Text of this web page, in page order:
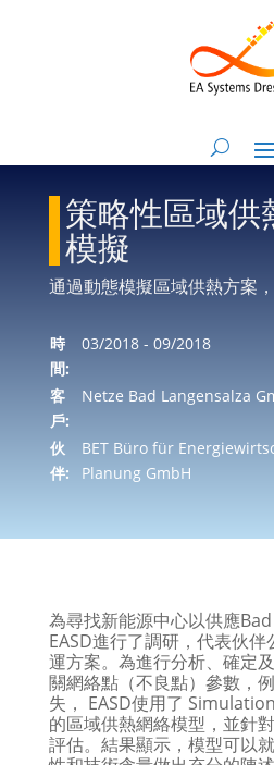
策略性區域供
模擬
通過動態模擬區域供熱方案
時
間:
03/2018 - 09/2018
客
戶:
Netze Bad Langensalza
伙
伴:
BET Büro für
Planung GmbH
為尋找新能源中心以供應
EASD進行了調研，代表伙
運方案。為進行分析、確定
關網絡點（不良點）參數，
失， EASD使用了
的區域供熱網絡模型，並針
評估。結果顯示，模型可以